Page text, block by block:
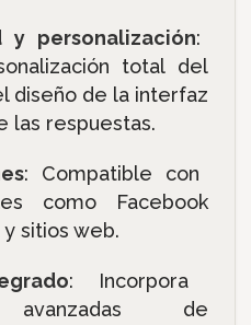
y personalización:
total del
diseño de la interfaz
las respuestas.
: Compatible con
como Facebook
sitios web.
: Incorpora
avanzadas de